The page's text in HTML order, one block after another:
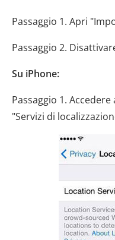
Passaggio 1. Apri
Passaggio 2.
Su iPhone:
Passaggio 1.
"Servizi di